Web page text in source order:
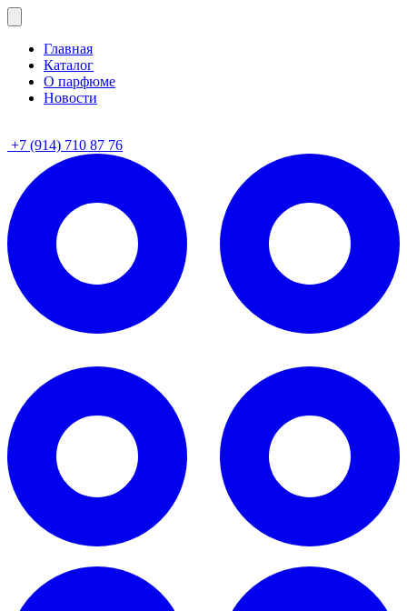
Главная
Каталог
О парфюме
Новости
+7 (914) 710 87 76